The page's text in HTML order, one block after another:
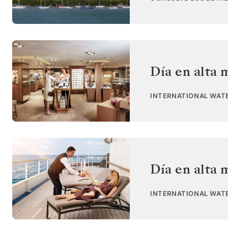
Día en alta
INTERNATIONAL
Día en alta
INTERNATIONAL